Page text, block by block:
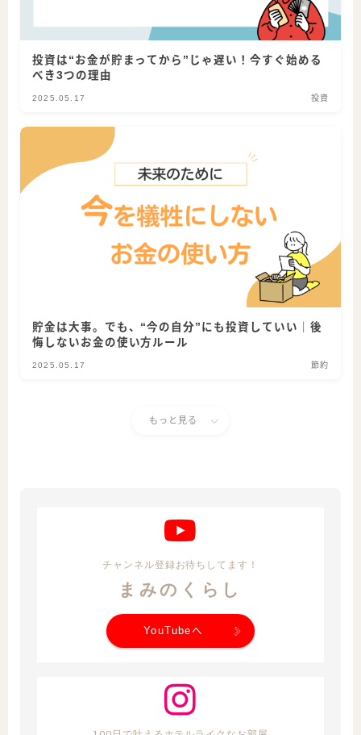
投資は“お金が貯まってから”じゃ遅い！今すぐ始める
べき3つの理由
2025.05.17 投資
貯金は大事。でも、“今の自分”にも投資していい｜後
悔しないお金の使い方ルール
2025.05.17 節約
もっと見る
チャンネル登録お待ちしてます！
まみのくらし
YouTubeへ